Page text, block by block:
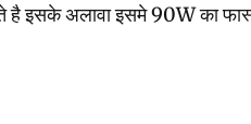
इसमे 90W का फास्ट